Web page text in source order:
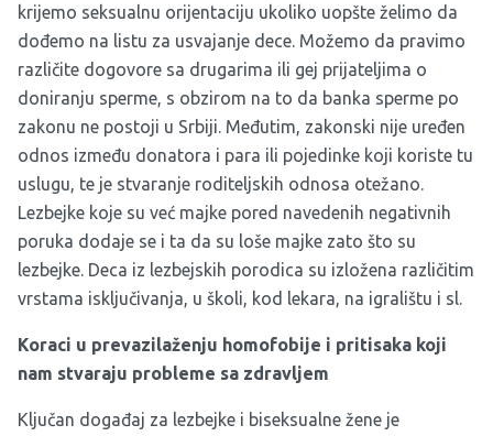
krijemo seksualnu orijentaciju ukoliko uopšte želimo da
dođemo na listu za usvajanje dece. Možemo da pravimo
različite dogovore sa drugarima ili gej prijateljima o
doniranju sperme, s obzirom na to da banka sperme po
zakonu ne postoji u Srbiji. Međutim, zakonski nije uređen
odnos između donatora i para ili pojedinke koji koriste tu
uslugu, te je stvaranje roditeljskih odnosa otežano.
Lezbejke koje su već majke pored navedenih negativnih
poruka dodaje se i ta da su loše majke zato što su
lezbejke. Deca iz lezbejskih porodica su izložena različitim
vrstama isključivanja, u školi, kod lekara, na igralištu i sl.
Koraci u prevazilaženju homofobije i pritisaka koji
nam stvaraju probleme sa zdravljem
Ključan događaj za lezbejke i biseksualne žene je